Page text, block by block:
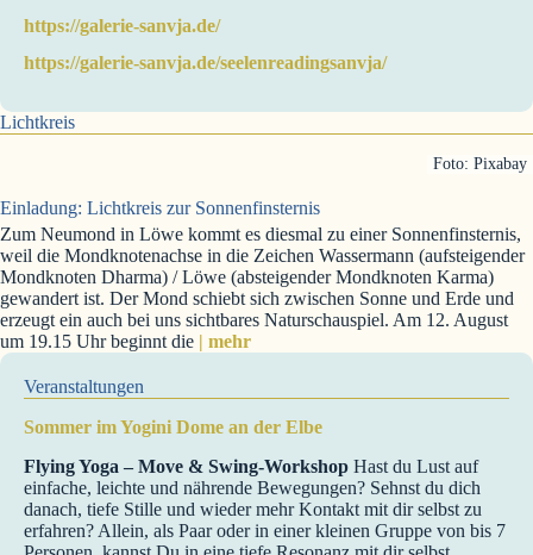
https://galerie-sanvja.de/
https://galerie-sanvja.de/seelenreadingsanvja/
Lichtkreis
Foto: Pixabay
Einladung: Lichtkreis zur Sonnenfinsternis
Zum Neumond in Löwe kommt es diesmal zu einer Sonnenfinsternis,
weil die Mondknotenachse in die Zeichen Wassermann (aufsteigender
Mondknoten Dharma) / Löwe (absteigender Mondknoten Karma)
gewandert ist. Der Mond schiebt sich zwischen Sonne und Erde und
erzeugt ein auch bei uns sichtbares Naturschauspiel. Am 12. August
um 19.15 Uhr beginnt die | mehr
Veranstaltungen
Sommer im Yogini Dome an der Elbe
Flying Yoga – Move & Swing-Workshop Hast du Lust auf
einfache, leichte und nährende Bewegungen? Sehnst du dich
danach, tiefe Stille und wieder mehr Kontakt mit dir selbst zu
erfahren? Allein, als Paar oder in einer kleinen Gruppe von bis 7